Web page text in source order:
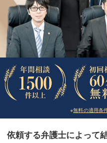
離婚（夫婦間トラブル）
企業法務
労働問題（解雇，残業等
刑事弁護
交通事故
法律相談など（その他）
※無料の適用条
依頼する弁護士によって
離婚（夫婦間トラブル）
企業法務
労働問題（解雇，残業等
刑事弁護
交通事故
法律相談など（その他）